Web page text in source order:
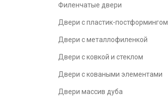
Филенчатые двери
Двери с пластик-постформингом
Двери с металлофиленкой
Двери с ковкой и стеклом
Двери с коваными элементами
Двери массив дуба